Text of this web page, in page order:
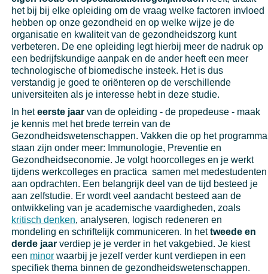
het bij bij elke opleiding om de vraag welke factoren invloed
hebben op onze gezondheid en op welke wijze je de
organisatie en kwaliteit van de gezondheidszorg kunt
verbeteren. De ene opleiding legt hierbij meer de nadruk op
een bedrijfskundige aanpak en de ander heeft een meer
technologische of biomedische insteek. Het is dus
verstandig je goed te oriënteren op de verschillende
universiteiten als je interesse hebt in deze studie.
In heteerste jaar van de opleiding - de propedeuse - maak
je kennis met het brede terrein van de
Gezondheidswetenschappen. Vakken die op het programma
staan zijn onder meer: Immunologie, Preventie en
Gezondheidseconomie. Je volgt hoorcolleges en je werkt
tijdens werkcolleges en practica samen met medestudenten
aan opdrachten. Een belangrijk deel van de tijd besteed je
aan zelfstudie. Er wordt veel aandacht besteed aan de
ontwikkeling van je academische vaardigheden, zoals
kritisch denken, analyseren, logisch redeneren en
mondeling en schriftelijk communiceren. In hettweede en
derde jaar verdiep je je verder in het vakgebied. Je kiest
een minor waarbij je jezelf verder kunt verdiepen in een
specifiek thema binnen de gezondheidswetenschappen.